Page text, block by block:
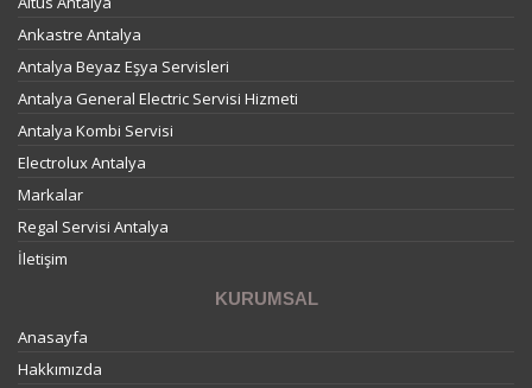
Ankastre Antalya
Antalya Beyaz Eşya Servisleri
Antalya General Electric Servisi Hizmeti
Antalya Kombi Servisi
Electrolux Antalya
Markalar
Regal Servisi Antalya
İletişim
KURUMSAL
Anasayfa
Hakkımızda